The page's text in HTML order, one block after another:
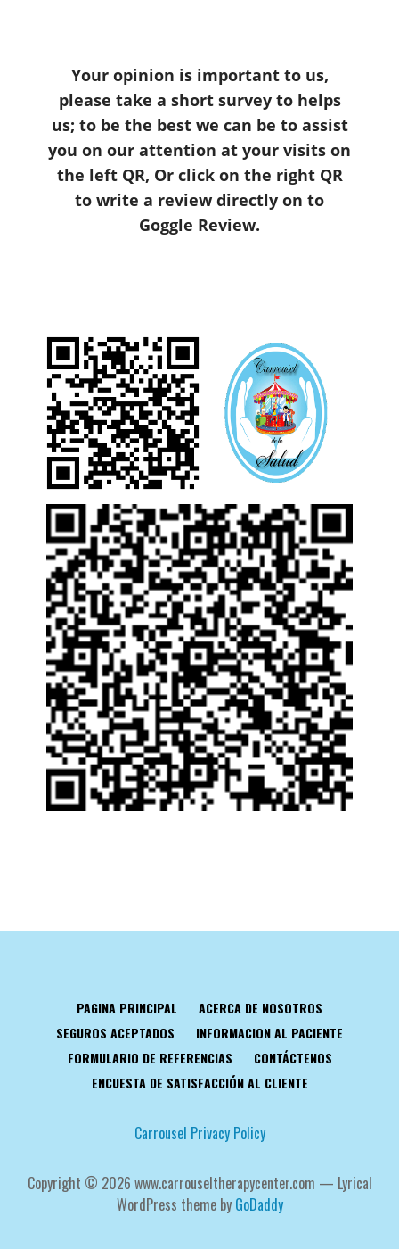
Your opinion is important to us,
please take a short survey to helps
us; to be the best we can be to assist
you on our attention at your visits on
the left QR, Or click on the right QR
to write a review directly on to
Goggle Review.
PAGINA PRINCIPAL
ACERCA DE NOSOTROS
SEGUROS ACEPTADOS
INFORMACION AL PACIENTE
FORMULARIO DE REFERENCIAS
CONTÁCTENOS
ENCUESTA DE SATISFACCIÓN AL CLIENTE
Carrousel Privacy Policy
Copyright © 2026 www.carrouseltherapycenter.com — Lyrical
WordPress theme by GoDaddy